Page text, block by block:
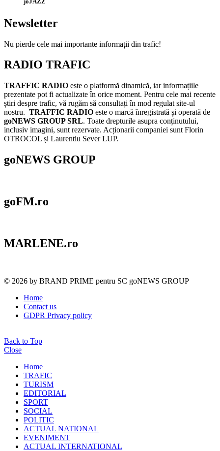
Newsletter
Nu pierde cele mai importante informații din trafic!
RADIO TRAFIC
TRAFFIC RADIO este o platformă dinamică, iar informațiile
prezentate pot fi actualizate în orice moment. Pentru cele mai recente
știri despre trafic, vă rugăm să consultați în mod regulat site-ul
nostru. TRAFFIC RADIO este o marcă înregistrată și operată de
goNEWS GROUP SRL. Toate drepturile asupra conținutului,
inclusiv imagini, sunt rezervate. Acționarii companiei sunt Florin
OTROCOL și Laurentiu Sever LUP.
goNEWS GROUP
goFM.ro
MARLENE.ro
© 2026 by BRAND PRIME pentru SC goNEWS GROUP
Home
Contact us
GDPR Privacy policy
Back to Top
Close
Home
TRAFIC
TURISM
EDITORIAL
SPORT
SOCIAL
POLITIC
ACTUAL NATIONAL
EVENIMENT
ACTUAL INTERNATIONAL